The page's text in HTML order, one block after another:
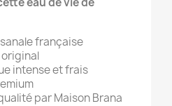
française
intense et frais
par Maison Brana